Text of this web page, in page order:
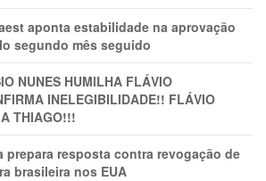
aponta estabilidade na aprovação
segundo mês seguido
NUNES HUMlLHA FLÁVIO
INELEGIBILIDADE!! FLÁVIO
THIAGO!!!
prepara resposta contra revogação de
brasileira nos EUA